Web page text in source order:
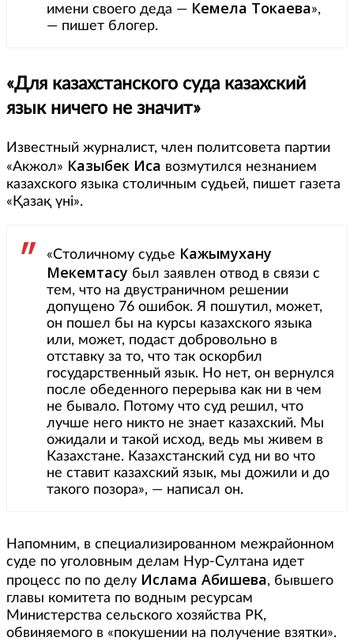
имени своего деда — Кемела Токаева»,
— пишет блогер.
«Для казахстанского суда казахский
язык ничего не значит»
Известный журналист, член политсовета партии
«Акжол» Казыбек Иса возмутился незнанием
казахского языка столичным судьей, пишет газета
«Қазақ үні».
«Столичному судье Кажымухану
Мекемтасу был заявлен отвод в связи с
тем, что на двустраничном решении
допущено 76 ошибок. Я пошутил, может,
он пошел бы на курсы казахского языка
или, может, подаст добровольно в
отставку за то, что так оскорбил
государственный язык. Но нет, он вернулся
после обеденного перерыва как ни в чем
не бывало. Потому что суд решил, что
лучше него никто не знает казахский. Мы
ожидали и такой исход, ведь мы живем в
Казахстане. Казахстанский суд ни во что
не ставит казахский язык, мы дожили и до
такого позора», — написал он.
Напомним, в специализированном межрайонном
суде по уголовным делам Нур-Султана идет
процесс по по делу Ислама Абишева, бывшего
главы комитета по водным ресурсам
Министерства сельского хозяйства РК,
обвиняемого в «покушении на получение взятки».